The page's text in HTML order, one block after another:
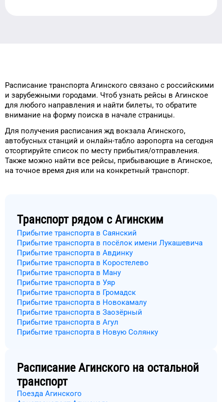
Расписание транспорта Агинского связано с российскими
и зарубежными городами. Чтоб узнать рейсы в Агинское
для любого направления и найти билеты, то обратите
внимание на форму поиска в начале страницы.
Для получения расписания жд вокзала Агинского,
автобусных станций и онлайн-табло аэропорта на сегодня
отсортируйте список по месту прибытия/отправления.
Также можно найти все рейсы, прибывающие в Агинское,
на точное время дня или на конкретный транспорт.
Транспорт рядом с Агинским
Прибытие транспорта в Саянский
Прибытие транспорта в посёлок имени Лукашевича
Прибытие транспорта в Авдинку
Прибытие транспорта в Коростелево
Прибытие транспорта в Ману
Прибытие транспорта в Уяр
Прибытие транспорта в Громадск
Прибытие транспорта в Новокамалу
Прибытие транспорта в Заозёрный
Прибытие транспорта в Агул
Прибытие транспорта в Новую Солянку
РасписаниеАгинского на остальной
транспорт
Поезда Агинского